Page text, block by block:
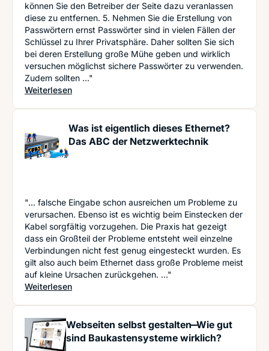
können Sie den Betreiber der Seite dazu veranlassen
diese zu entfernen. 5. Nehmen Sie die Erstellung von
Passwörtern ernst Passwörter sind in vielen Fällen der
Schlüssel zu Ihrer Privatsphäre. Daher sollten Sie sich
bei deren Erstellung große Mühe geben und wirklich
versuchen möglichst sichere Passwörter zu verwenden.
Zudem sollten ..."
Weiterlesen: Privatsphäre im Internet: Wie Sie Ihre Daten
Was ist eigentlich dieses Ethernet?
Das ABC der Netzwerktechnik
"... falsche Eingabe schon ausreichen um Probleme zu
verursachen. Ebenso ist es wichtig beim Einstecken der
Kabel sorgfältig vorzugehen. Die Praxis hat gezeigt
dass ein Großteil der Probleme entsteht weil einzelne
Verbindungen nicht fest genug eingesteckt wurden. Es
gilt also auch beim Ethernet dass große Probleme meist
auf kleine Ursachen zurückgehen. ..."
Weiterlesen: Was ist eigentlich dieses Ethernet? Das ABC
Webseiten selbst gestalten ̶̶ Wie gut
sind Baukastensysteme wirklich?